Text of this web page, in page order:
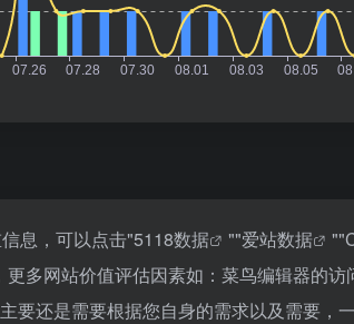
息，可以点击"5118数据 ""爱站数据 ""
多网站价值评估因素如：菜鸟编辑器的访
要还是需要根据您自身的需求以及需要，